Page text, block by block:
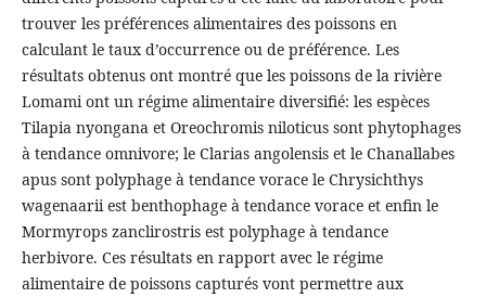
trouver les préférences alimentaires des poissons en
calculant le taux d’occurrence ou de préférence. Les
résultats obtenus ont montré que les poissons de la rivière
Lomami ont un régime alimentaire diversifié: les espèces
Tilapia nyongana et Oreochromis niloticus sont phytophages
à tendance omnivore; le Clarias angolensis et le Chanallabes
apus sont polyphage à tendance vorace le Chrysichthys
wagenaarii est benthophage à tendance vorace et enfin le
Mormyrops zanclirostris est polyphage à tendance
herbivore. Ces résultats en rapport avec le régime
alimentaire de poissons capturés vont permettre aux